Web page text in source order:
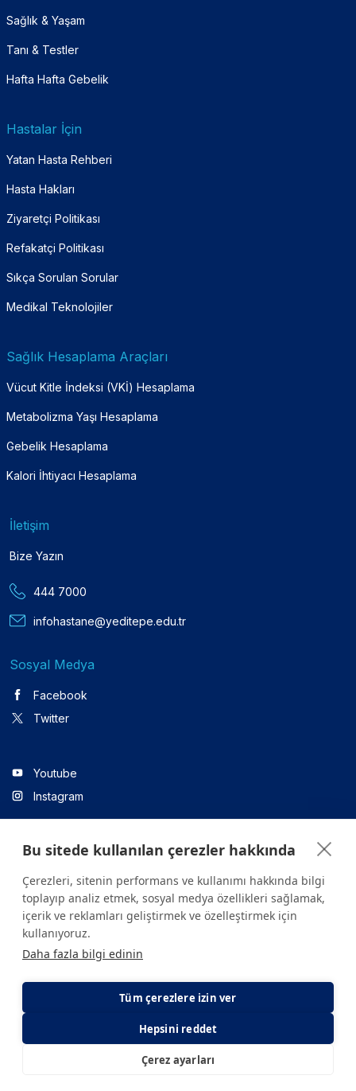
E-Randevu
Sağlık & Yaşam
Tanı & Testler
Hafta Hafta Gebelik
Hastalar İçin
Yatan Hasta Rehberi
Hasta Hakları
Ziyaretçi Politikası
Refakatçi Politikası
Sıkça Sorulan Sorular
Medikal Teknolojiler
Sağlık Hesaplama Araçları
Vücut Kitle İndeksi (VKİ) Hesaplama
Metabolizma Yaşı Hesaplama
Gebelik Hesaplama
Kalori İhtiyacı Hesaplama
İletişim
Bize Yazın
444 7000
infohastane@yeditepe.edu.tr
Sosyal Medya
Facebook
Twitter
Youtube
Instagram
Linkedin
Sitede yer alan tüm içerikler yalnızca bilgilendirme amaçlıdır.
Sağlığınızla ilgili sorularınız için mutlaka doktoruza ya da bir sağlık
kuruluşuna başvurunuz.
Gizlilik ve Çerez Politikası KVKK Aydınlatma Metni
Bu sitede kullanılan çerezler hakkında
Çerezleri, sitenin performans ve kullanımı hakkında bilgi
toplayıp analiz etmek, sosyal medya özellikleri sağlamak,
içerik ve reklamları geliştirmek ve özelleştirmek için
kullanıyoruz.
Daha fazla bilgi edinin
Tüm çerezlere izin ver
Hepsini reddet
Çerez ayarları